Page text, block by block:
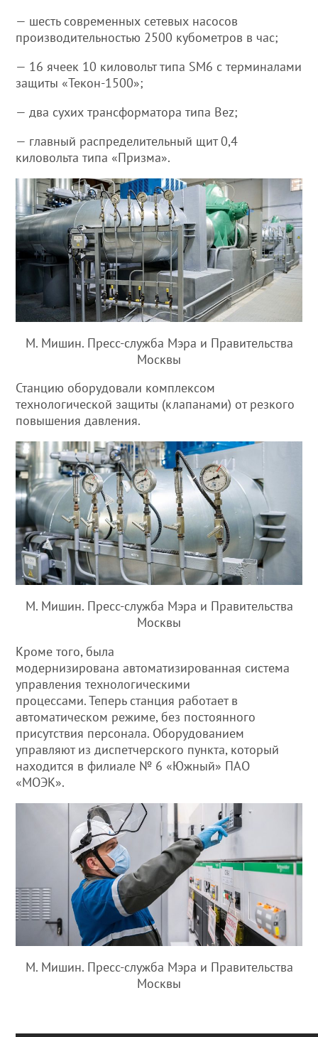
— шесть современных сетевых насосов
производительностью 2500 кубометров в час;
— 16 ячеек 10 киловольт типа SM6 c терминалами
защиты «Текон-1500»;
— два сухих трансформатора типа Bez;
— главный распределительный щит 0,4
киловольта типа «Призма».
М. Мишин. Пресс-служба Мэра и Правительства
Москвы
Станцию оборудовали комплексом
технологической защиты (клапанами) от резкого
повышения давления.
М. Мишин. Пресс-служба Мэра и Правительства
Москвы
Кроме того, была
модернизирована автоматизированная система
управления технологическими
процессами. Теперь станция работает в
автоматическом режиме, без постоянного
присутствия персонала. Оборудованием
управляют из диспетчерского пункта, который
находится в филиале № 6 «Южный» ПАО
«МОЭК».
М. Мишин. Пресс-служба Мэра и Правительства
Москвы